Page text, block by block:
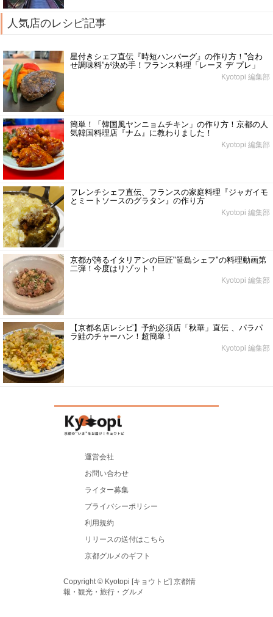
人気店のレシピ記事
星付きシェフ直伝『時短ハンバーグ』の作り方！”合わ
せ調味料”が決め手！フランス料理「レーヌ デ プレ」
Kyotopi 編集部
簡単！「韓国風ヤンニョムチキン」の作り方！京都の人
気韓国料理店『ナム』に教わりました！
Kyotopi 編集部
フレンチシェフ直伝、フランスの家庭料理『ジャガイモ
とミートソースのグラタン』の作り方
Kyotopi 編集部
京都が誇るイタリアンの巨匠"笹島シェフ"の料理動画第
二弾！今度はリゾット！
Kyotopi 編集部
【京都名店レシピ】予約必須店「秋華」直伝 、パラパ
ラ鮭のチャーハン！超簡単！
Kyotopi 編集部
運営会社
お問い合わせ
ライター募集
プライバシーポリシー
利用規約
リリースの送付はこちら
京都グルメのギフト
Copyright © Kyotopi [キョウトピ] 京都情
報・観光・旅行・グルメ